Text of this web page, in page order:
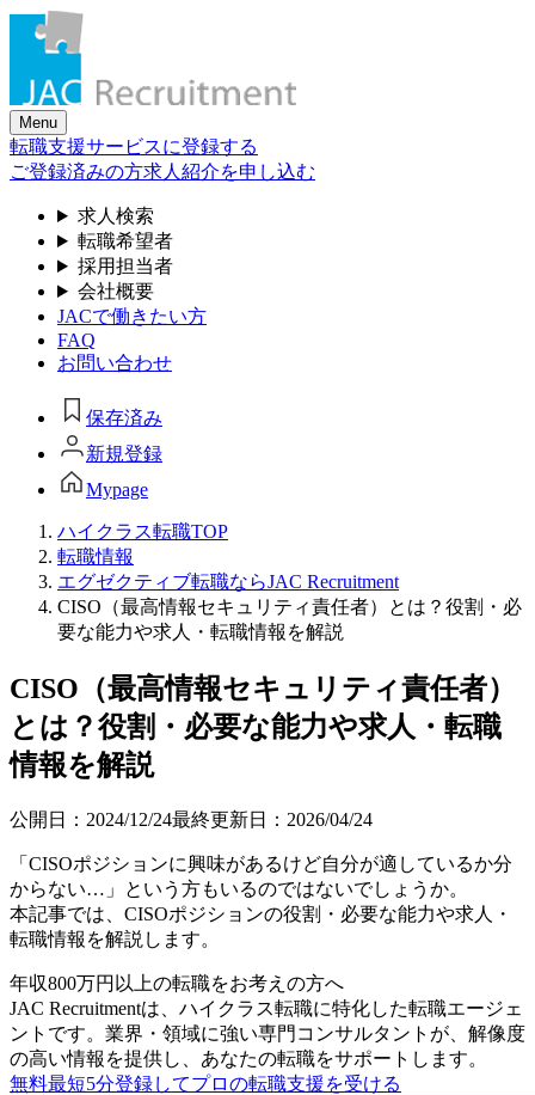
Skip
content
Menu
転職支援サービスに登録する
ご登録済みの方求人紹介を申し込む
求人検索
転職希望者
採用担当者
会社概要
JACで働きたい方
FAQ
お問い合わせ
保存済み
新規登録
Mypage
ハイクラス転職TOP
転職情報
エグゼクティブ転職ならJAC Recruitment
CISO（最高情報セキュリティ責任者）とは？役割・必
要な能力や求人・転職情報を解説
CISO（最高情報セキュリティ責任者）
とは？役割・必要な能力や求人・転職
情報を解説
公開日： 2024/12/24最終更新日： 2026/04/24
「CISOポジションに興味があるけど自分が適しているか分
からない…」という方もいるのではないでしょうか。
本記事では、CISOポジションの役割・必要な能力や求人・
転職情報を解説します。
年収800万円以上の転職をお考えの方へ
JAC Recruitmentは、ハイクラス転職に特化した転職エージェ
ントです。 業界・領域に強い専門コンサルタントが、解像度
の高い情報を提供し、あなたの転職をサポートします。
無料最短5分登録してプロの転職支援を受ける